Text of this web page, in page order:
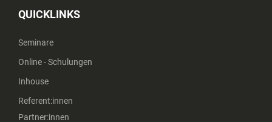
QUICKLINKS
Seminare
Online - Schulungen
Inhouse
Referent:innen
Partner:innen